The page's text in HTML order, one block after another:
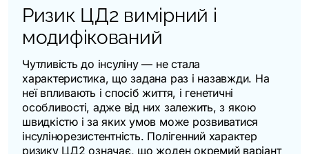
Ризик ЦД2 вимірний і
модифікований
Чутливість до інсуліну — не стала
характеристика, що задана раз і назавжди. На
неї впливають і спосіб життя, і генетичні
особливості, адже від них залежить, з якою
швидкістю і за яких умов може розвиватися
інсулінорезистентність. Полігенний характер
ризику ЦД2 означає, що жоден окремий варіант